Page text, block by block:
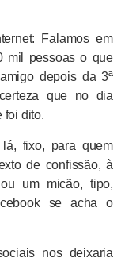
Falamos em
mil pessoas o que
depois da 3ª
que no dia
foi dito.
fixo, para quem
de confissão, à
um micão, tipo,
se acha o
nos deixaria